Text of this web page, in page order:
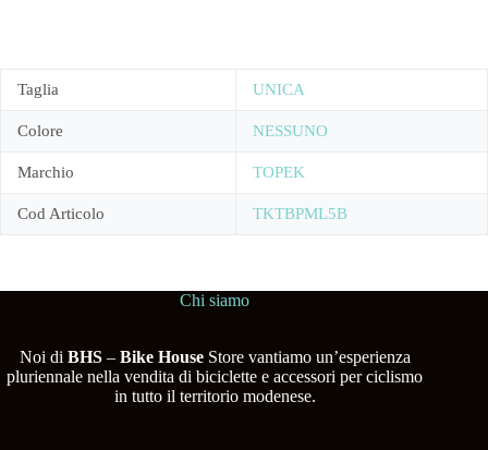
Taglia UNICA
Colore NESSUNO
Marchio TOPEK
Cod Articolo TKTBPML5B
Chi siamo
Noi di BHS– Bike HouseStore vantiamo un’esperienza
pluriennale nella vendita di biciclette e accessori per ciclismo
in tutto il territorio modenese.